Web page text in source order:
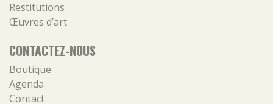
Restitutions
Œuvres d’art
CONTACTEZ-NOUS
Boutique
Agenda
Contact